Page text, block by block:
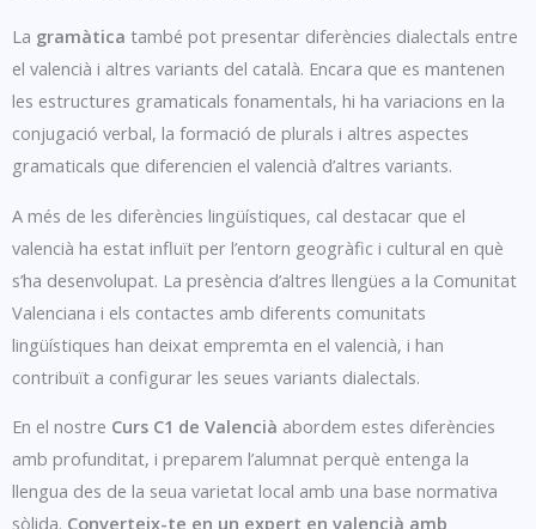
La gramàtica també pot presentar diferències dialectals entre
el valencià i altres variants del català. Encara que es mantenen
les estructures gramaticals fonamentals, hi ha variacions en la
conjugació verbal, la formació de plurals i altres aspectes
gramaticals que diferencien el valencià d’altres variants.
A més de les diferències lingüístiques, cal destacar que el
valencià ha estat influït per l’entorn geogràfic i cultural en què
s’ha desenvolupat. La presència d’altres llengües a la Comunitat
Valenciana i els contactes amb diferents comunitats
lingüístiques han deixat empremta en el valencià, i han
contribuït a configurar les seues variants dialectals.
En el nostre Curs C1 de Valencià abordem estes diferències
amb profunditat, i preparem l’alumnat perquè entenga la
llengua des de la seua varietat local amb una base normativa
sòlida. Converteix-te en un expert en valencià amb